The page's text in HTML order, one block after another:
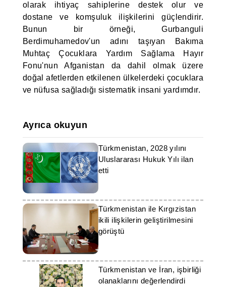
olarak ihtiyaç sahiplerine destek olur ve
dostane ve komşuluk ilişkilerini güçlendirir.
Bunun bir örneği, Gurbanguli
Berdimuhamedov'un adını taşıyan Bakıma
Muhtaç Çocuklara Yardım Sağlama Hayır
Fonu'nun Afganistan da dahil olmak üzere
doğal afetlerden etkilenen ülkelerdeki çocuklara
ve nüfusa sağladığı sistematik insani yardımdır.
Ayrıca okuyun
Türkmenistan, 2028 yılını
Uluslararası Hukuk Yılı ilan
etti
Türkmenistan ile Kırgızistan
ikili ilişkilerin geliştirilmesini
görüştü
Türkmenistan ve İran, işbirliği
olanaklarını değerlendirdi